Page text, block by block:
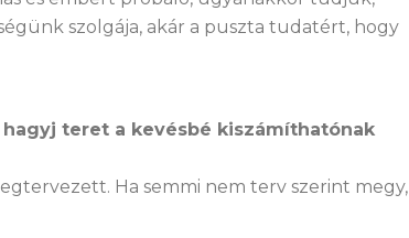
szolgája, akár a puszta tudatért, hogy
teret a kevésbé kiszámíthatónak
Ha semmi nem terv szerint megy,